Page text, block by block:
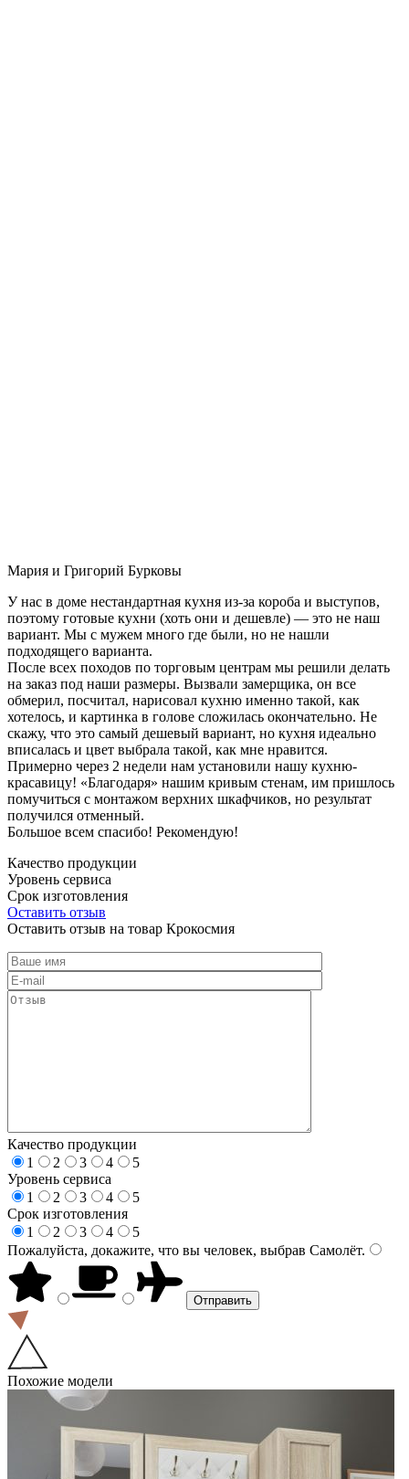
Мария и Григорий Бурковы
У нас в доме нестандартная кухня из-за короба и выступов,
поэтому готовые кухни (хоть они и дешевле) — это не наш
вариант. Мы с мужем много где были, но не нашли
подходящего варианта.
После всех походов по торговым центрам мы решили делать
на заказ под наши размеры. Вызвали замерщика, он все
обмерил, посчитал, нарисовал кухню именно такой, как
хотелось, и картинка в голове сложилась окончательно. Не
скажу, что это самый дешевый вариант, но кухня идеально
вписалась и цвет выбрала такой, как мне нравится.
Примерно через 2 недели нам установили нашу кухню-
красавицу! «Благодаря» нашим кривым стенам, им пришлось
помучиться с монтажом верхних шкафчиков, но результат
получился отменный.
Большое всем спасибо! Рекомендую!
Качество продукции
Уровень сервиса
Срок изготовления
Оставить отзыв
Оставить отзыв на товар Крокосмия
Качество продукции
1
2 3 4
5
Уровень сервиса
1
2 3 4
5
Срок изготовления
1
2 3 4
5
Пожалуйста, докажите, что вы человек, выбрав Самолёт.
Похожие модели